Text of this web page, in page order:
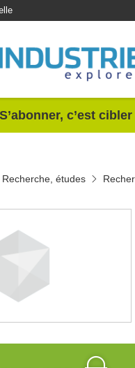
S’abonner, c’est
études